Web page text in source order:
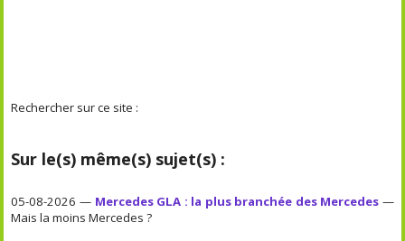
Rechercher sur ce site :
Sur le(s) même(s) sujet(s) :
05-08-2026 — Mercedes GLA : la plus branchée des Mercedes —
Mais la moins Mercedes ?